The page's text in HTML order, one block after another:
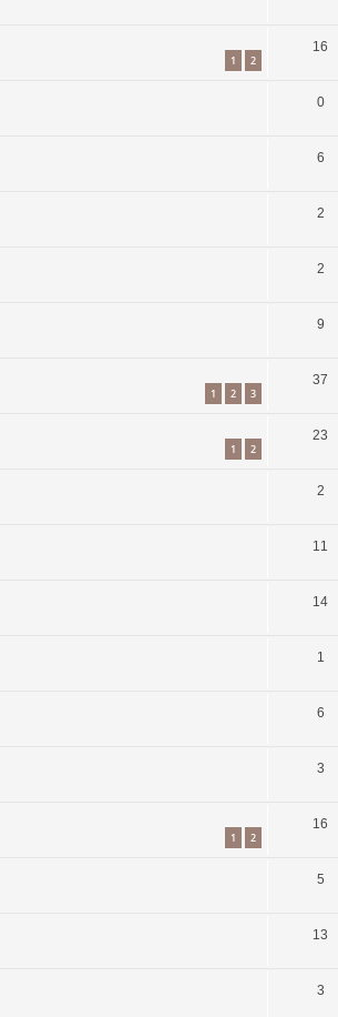
1 2
16
0
6
2
2
9
1 2 3
37
1 2
23
2
11
14
1
6
3
1 2
16
5
13
3